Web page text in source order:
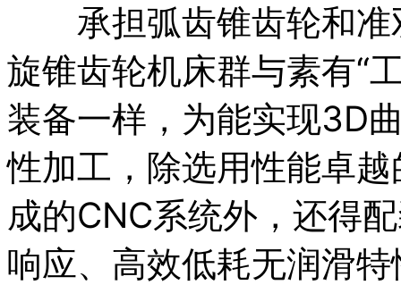
承担弧齿锥齿轮和准
旋锥齿轮机床群与素有“
装备一样，为能实现3D
性加工，除选用性能卓
成的CNC系统外，还得
响应、高效低耗无润滑